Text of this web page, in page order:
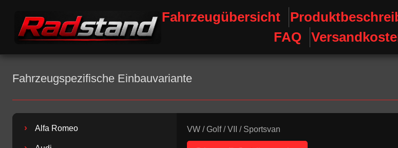
Fahrzeugübersicht
FAQ
Fahrzeugspezifische Einbauvariante
› Alfa Romeo VW /Golf/VII / Sportsvan